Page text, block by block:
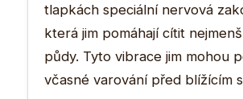
tlapkách speciální nervová
která jim pomáhají cítit
půdy. Tyto vibrace jim mohou
včasné varování před blížícím